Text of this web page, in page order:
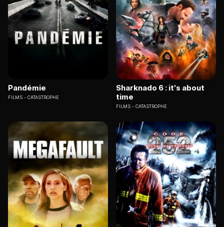
Pandémie
FILMS CATASTROPHE
Sharknado 6 : it's about
time
FILMS CATASTROPHE